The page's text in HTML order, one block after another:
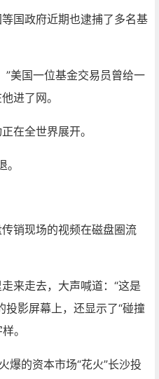
国政府近期也逮捕了多名基
”美国一位基金交易员曾给一
进了网。
在全世界展开。
销现场的视频在磁盘圈流
来走去，大声喊道：“这是
投影屏幕上，还显示了“碰撞
。
爆的资本市场“花火”长沙投